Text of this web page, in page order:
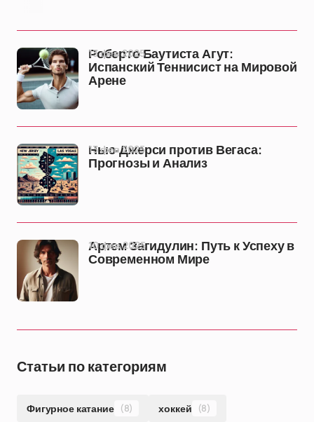
Роберто Баутиста Агут:
Испанский Теннисист на Мировой
Арене
13 фев 2025
Нью-Джерси против Вегаса:
Прогнозы и Анализ
13 фев 2025
Артем Загидулин: Путь к Успеху в
Современном Мире
10 фев 2025
Статьи по категориям
Фигурное катание (8) хоккей (8)